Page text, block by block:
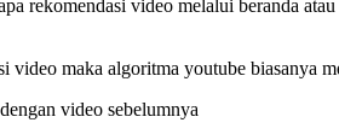
rekomendasi video melalui beranda
video maka algoritma youtube biasanya
video sebelumnya